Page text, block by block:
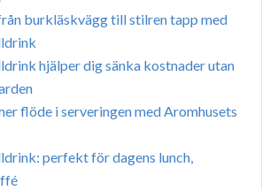
burkläskvägg till stilren tapp med
hjälper dig sänka kostnader utan
flöde i serveringen med Aromhusets
perfekt för dagens lunch,